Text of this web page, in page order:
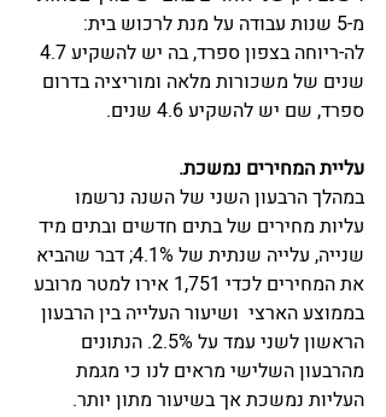
מ-5 שנות עבודה על מנת לרכוש בית:
שנים של משכורות מלאה ומוריציה בדרום
ספרד, שם יש להשקיע 4.6 שנים.
עליית המחירים נמשכת.
במהלך הרבעון השני של השנה נרשמו
עליות מחירים של בתים חדשים ובתים מיד
שנייה, עלייה שנתית של 4.1%; דבר שהביא
את המחירים לכדי 1,751 אירו למטר מרובע
בממוצע הארצי  ושיעור העלייה בין הרבעון
הראשון לשני עמד על 2.5%. הנתונים
מהרבעון השלישי מראים לנו כי מגמת
העליות נמשכת אך בשיעור מתון יותר.